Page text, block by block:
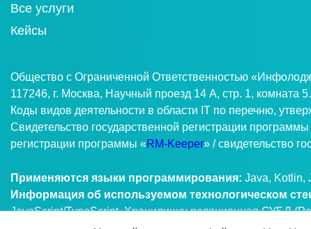
Все услуги
Кейсы
Общество с Ограниченной Ответственностью
117246, г. Москва, Научный проезд 14 А, стр. 1, комната 5.
Коды видов деятельности в области IT по перечню,
Свидетельство государственной регистрации программы
регистрации программы «RM-Keeper» / свидетельство
Применяются языки программирования: Java, Kotlin,
Информация об используемом технологическом
JavaScript/TypeScript. Хранилище: реляционная СУБД